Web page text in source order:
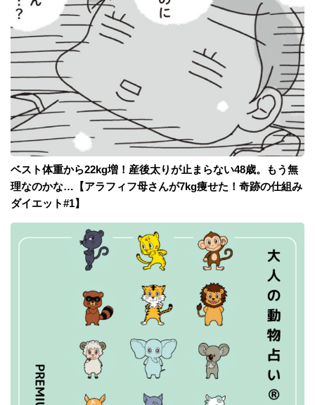
ベスト体重から22kg増！産後太りが止まらない48歳。もう無
理なのかな…【アラフィフ母さんが7kg痩せた！奇跡の仕組み
ダイエット#1】